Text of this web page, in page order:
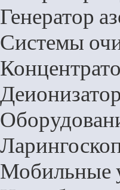
Генератор
Системы
Мобильные